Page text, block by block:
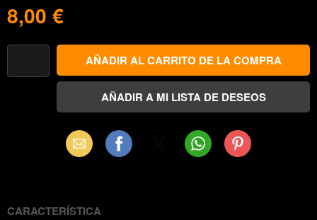
8,00 €
Email Facebook WhatsAppPinterest
CARACTERÍSTICA